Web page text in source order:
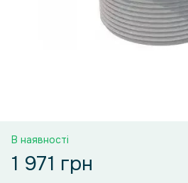
В наявності
1 971 грн